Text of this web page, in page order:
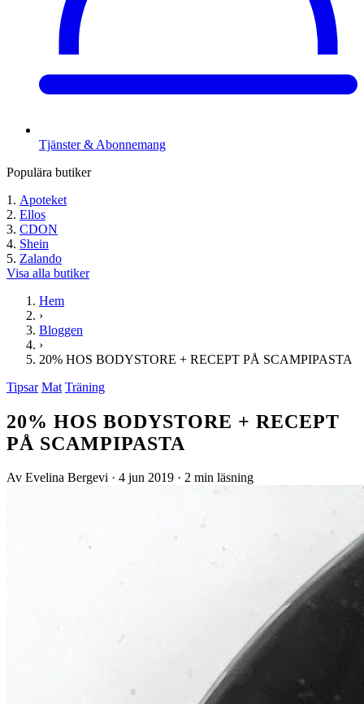
Tjänster & Abonnemang
Populära butiker
Apoteket
Ellos
CDON
Shein
Zalando
Visa alla butiker
Hem
›
Bloggen
›
20% HOS BODYSTORE + RECEPT PÅ SCAMPIPASTA
Tipsar Mat Träning
20% HOS BODYSTORE + RECEPT
PÅ SCAMPIPASTA
Av Evelina Bergevi · 4 jun 2019 · 2 min läsning